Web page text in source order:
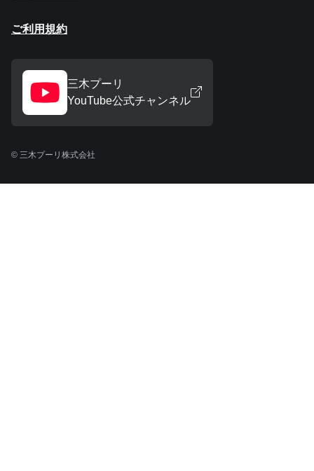
ご利用規約
三木プーリ
YouTube公式チャンネル
© 三木プーリ株式会社